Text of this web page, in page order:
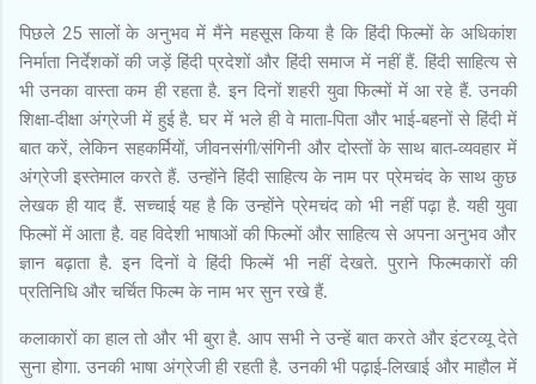
पिछले 25 सालों के अनुभव में मैंने महसूस किया है कि हिंदी फिल्मों के अधिकांश
निर्माता निर्देशकों की जड़ें हिंदी प्रदेशों और हिंदी समाज में नहीं हैं. हिंदी साहित्य से
भी उनका वास्ता कम ही रहता है. इन दिनों शहरी युवा फिल्मों में आ रहे हैं. उनकी
शिक्षा-दीक्षा अंग्रेजी में हुई है. घर में भले ही वे माता-पिता और भाई-बहनों से हिंदी में
बात करें, लेकिन सहकर्मियों, जीवनसंगी/संगिनी और दोस्तों के साथ बात-व्यवहार में
अंग्रेजी इस्तेमाल करते हैं. उन्होंने हिंदी साहित्य के नाम पर प्रेमचंद के साथ कुछ
लेखक ही याद हैं. सच्चाई यह है कि उन्होंने प्रेमचंद को भी नहीं पढ़ा है. यही युवा
फिल्मों में आता है. वह विदेशी भाषाओं की फिल्मों और साहित्य से अपना अनुभव और
ज्ञान बढ़ाता है. इन दिनों वे हिंदी फिल्में भी नहीं देखते. पुराने फिल्मकारों की
प्रतिनिधि और चर्चित फिल्म के नाम भर सुन रखे हैं.
कलाकारों का हाल तो और भी बुरा है. आप सभी ने उन्हें बात करते और इंटरव्यू देते
सुना होगा. उनकी भाषा अंग्रेजी ही रहती है. उनकी भी पढ़ाई-लिखाई और माहौल में